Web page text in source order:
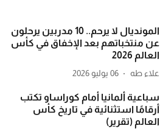
المونديال لا يرحم.. 10 مدربين يرحلون
عن منتخباتهم بعد الإخفاق في كأس
العالم 2026
علاء طه 06 يوليو 2026
سباعية ألمانيا أمام كوراساو تكتب
أرقامًا استثنائية في تاريخ كأس
العالم (تقرير)